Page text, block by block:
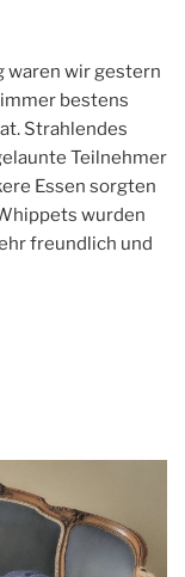
waren wir gestern
bestens
Strahlendes
Teilnehmer
Essen sorgten
wurden
freundlich und